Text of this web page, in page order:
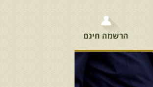
הרשמה חינם